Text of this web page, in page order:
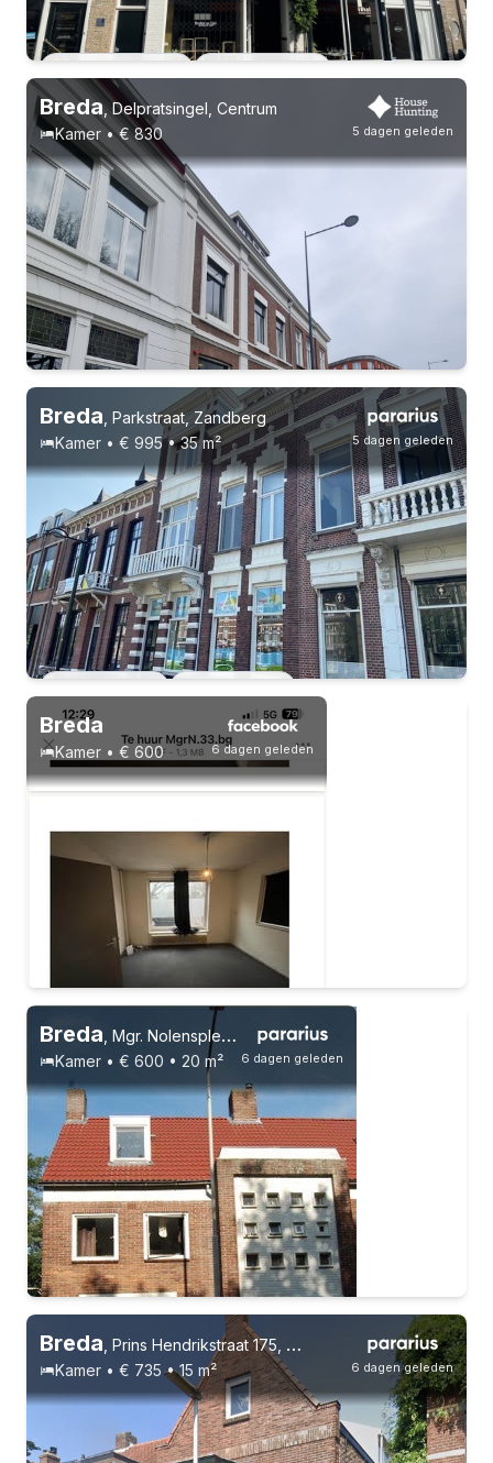
5 dagen geleden
Breda,Delpratsingel, Centrum
Kamer • € 830
Vast contract 7 huisgenoten Studenten
5 dagen geleden
Breda Parkstraat, Zandberg
Kamer • € 995 • 35 m²
6 dagen geleden
Breda
Kamer • € 600
Vast contract 4 huisgenoten
Studenten
6 dagen geleden
Breda Mgr. Nolensplein, Heuvel
Kamer • € 600 • 20 m²
Studenten
6 dagen geleden
Breda Prins Hendrikstraat 175, Ginneken
Kamer • € 735 • 15 m²